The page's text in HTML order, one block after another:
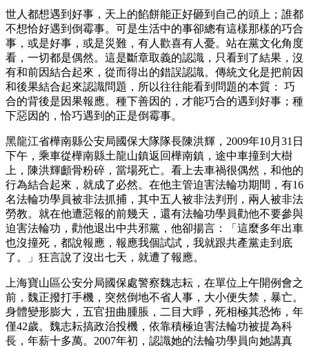
世人都想遇到好事，天上的餡餅能正好砸到自己的頭上；誰都
不想恰好遇到倒霉事。可是生活中的事卻總有這樣那樣的巧合
事，或是好事，或是災難，有人歡喜有人憂。站在黨文化角度
看，一切都是偶然。這是斷章取義的認識，只看到了結果，沒
有和前因結合起來，從而得出的錯誤認識。傳統文化是把前因
和後果結合起來認識問題，所以往往能看到問題的本質： 巧
合的背後是因果報應。種下善因的，才能巧合的遇到好事；種
下惡因的，恰巧遇到的正是倒霉事。
黑龍江省樺南縣公安局國保大隊隊長陳洪輝，2009年10月31日
下午，乘車從樺南縣土龍山鎮返回樺南鎮，途中車撞到大樹
上，陳洪輝顱骨粉碎，當場死亡。看上去車禍很偶然，和他的
行為結合起來，就成了必然。在他主管迫害法輪功期間，有16
名法輪功學員被非法抓捕，其中五人被非法判刑，兩人被非法
勞教。就在他遭惡報的前幾天，還有法輪功學員勸他不要參與
迫害法輪功，勸他退出中共邪黨，他卻揚言：「這麼多年出車
也沒撞死，都說報應，報應我個試試，我就跟共產黨走到底
了。」狂言說了沒出七天，就遭了報應。
上海寶山區公安分局國保處警察魏志耘，在單位上午開例會之
前，魏正撥打手機，突然倒地不省人事，大小便失禁，暴亡。
身體變形膨大，五官扭曲腫脹，二目大睜，死相極其恐怖，年
僅42歲。魏志耘搞政治投機，依靠積極迫害法輪功被提為科
長，年薪十多萬。2007年初，認識她的法輪功學員向她講真